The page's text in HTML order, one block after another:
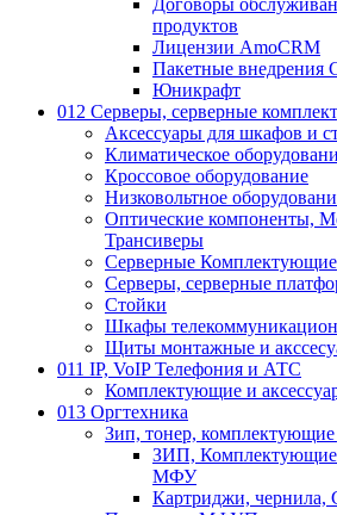
Договоры
продуктов
Лицензии AmoCRM
Пакетные внедрения
Юникрафт
012 Серверы, серверные
Аксессуары для шкафов и
Климатическое
Кроссовое оборудование
Низковольтное
Оптические компоненты,
Трансиверы
Серверные Комплектующие
Серверы, серверные
Стойки
Шкафы
Щиты монтажные и
011 IP, VoIP Телефония и АТС
Комплектующие и
013 Оргтехника
Зип, тонер,
ЗИП, Комплектующие
МФУ
Картриджи,